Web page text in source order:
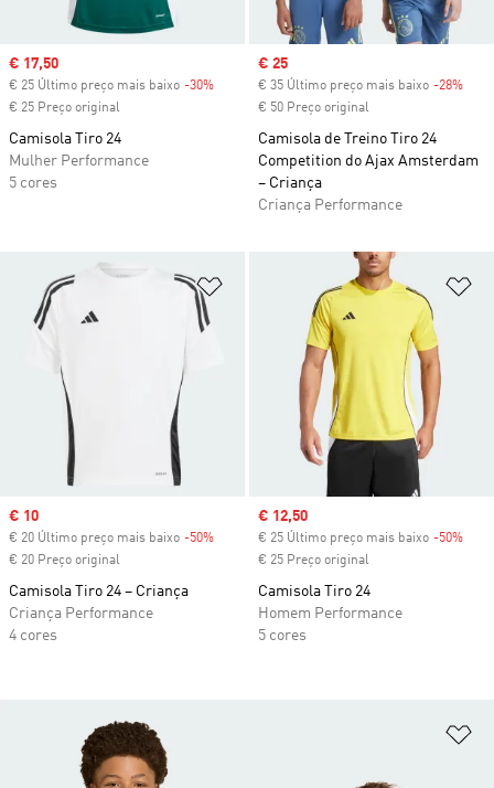
Sale price
€ 17,50
€ 25 Último preço mais baixo -30% Discount
€ 25 Preço original
Camisola Tiro 24
Mulher Performance
5 cores
Sale price
€ 25
€ 35 Último preço mais baixo -28%
€ 50 Preço original
Camisola de Treino Tiro 24
Competition do Ajax Amsterdam
– Criança
Criança Performance
Adicionar à Lista de Desejos
Sale price
€ 10
€ 20 Último preço mais baixo -50% Discount
€ 20 Preço original
Camisola Tiro 24 – Criança
Criança Performance
4 cores
Sale price
€ 12,50
€ 25 Último preço mais baixo -50%
€ 25 Preço original
Camisola Tiro 24
Homem Performance
5 cores